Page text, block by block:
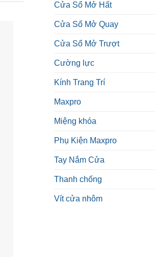
Cửa Sổ Mở Hất
Cửa Sổ Mở Quay
Cửa Sổ Mở Trượt
Cường lực
Kính Trang Trí
Maxpro
Miệng khóa
Phụ Kiện Maxpro
Tay Nắm Cửa
Thanh chống
Vít cửa nhôm